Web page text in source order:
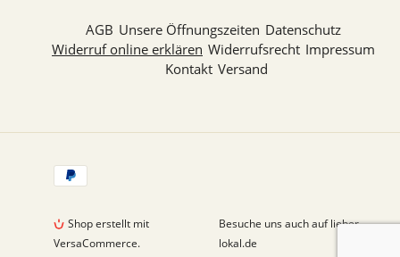
AGB Unsere Öffnungszeiten Datenschutz
Widerruf online erklären Widerrufsrecht Impressum
Kontakt Versand
Zahlungsarten
Shop erstellt mit
VersaCommerce.
Besuche uns auch auf lieber-
lokal.de